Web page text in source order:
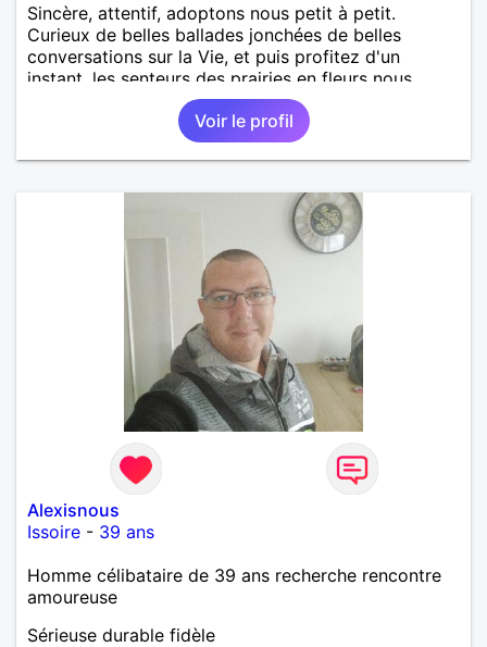
Sincère, attentif, adoptons nous petit à petit.
Curieux de belles ballades jonchées de belles
conversations sur la Vie, et puis profitez d'un
instant, les senteurs des prairies en fleurs nous
laisserait peut-être découvrir nos douceurs à
partager. Novice et assez timide, sensualité,
douceurs, caresses, proprement et
respectueusement...voyons où cela nous emmène !
Voir le profil
Alexisnous
Issoire - 39 ans
Homme célibataire de 39 ans recherche rencontre
amoureuse
Sérieuse durable fidèle